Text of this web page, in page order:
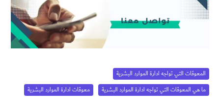
المعوقات التي تواجه ادارة الموارد البشرية​
ما هي المعوقات التي تواجه ادارة الموارد البشرية​
معوقات ادارة الموارد البشرية